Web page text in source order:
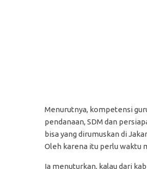
Menurutnya, kompetensi
pendanaan, SDM dan
bisa yang dirumuskan di
Oleh karena itu perlu waktu
Ia menuturkan, kalau dari